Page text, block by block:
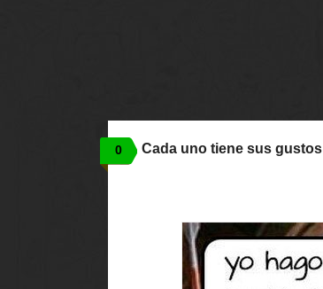
0 Cada uno tiene sus gustos